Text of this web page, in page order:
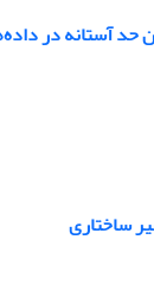
حد آستانه در
ساختاری